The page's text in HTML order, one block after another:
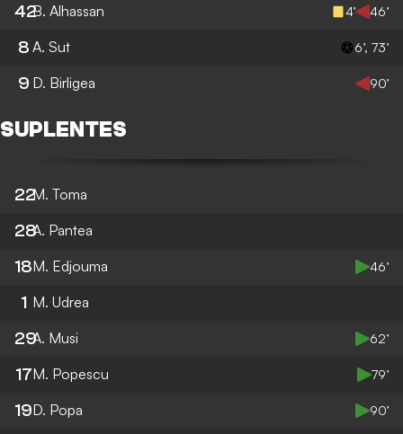
42B. Alhassan 4’ 46’
8 A. Sut 6’, 73’
9 D. Birligea 90’
SUPLENTES
22M. Toma
28A. Pantea
18M. Edjouma 46’
1 M. Udrea
29A. Musi 62’
17M. Popescu 79’
19D. Popa 90’